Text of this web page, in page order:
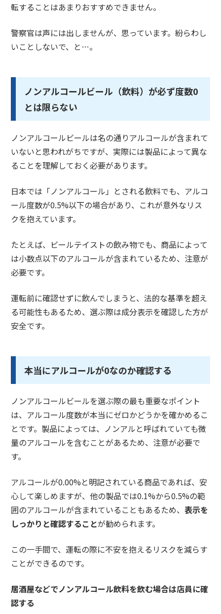
転することはあまりおすすめできません。
警察官は声には出しませんが、思っています。紛らわし
いことしないで、と…。
ノンアルコールビール（飲料）が必ず度数0
とは限らない
ノンアルコールビールは名の通りアルコールが含まれて
いないと思われがちですが、実際には製品によって異な
ることを理解しておく必要があります。
日本では「ノンアルコール」とされる飲料でも、アルコ
ール度数が0.5%以下の場合があり、これが意外なリス
クを抱えています。
たとえば、ビールテイストの飲み物でも、商品によって
は小数点以下のアルコールが含まれているため、注意が
必要です。
運転前に確認せずに飲んでしまうと、法的な基準を超え
る可能性もあるため、選ぶ際は成分表示を確認した方が
安全です。
本当にアルコールが0なのか確認する
ノンアルコールビールを選ぶ際の最も重要なポイント
は、アルコール度数が本当にゼロかどうかを確かめるこ
とです。製品によっては、ノンアルと呼ばれていても微
量のアルコールを含むことがあるため、注意が必要で
す。
アルコールが0.00%と明記されている商品であれば、安
心して楽しめますが、他の製品では0.1%から0.5%の範
囲のアルコールが含まれていることもあるため、表示を
しっかりと確認することが勧められます。
この一手間で、運転の際に不安を抱えるリスクを減らす
ことができるのです。
居酒屋などでノンアルコール飲料を飲む場合は店員に確
認する